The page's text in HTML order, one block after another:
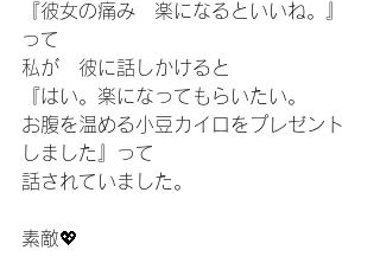
『彼女の痛み　楽になるといいね。』
って
私が　彼に話しかけると
『はい。楽になってもらいたい。
お腹を温める小豆カイロをプレゼント
しました』って
話されていました。
素敵💖